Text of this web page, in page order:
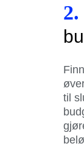
2.
til